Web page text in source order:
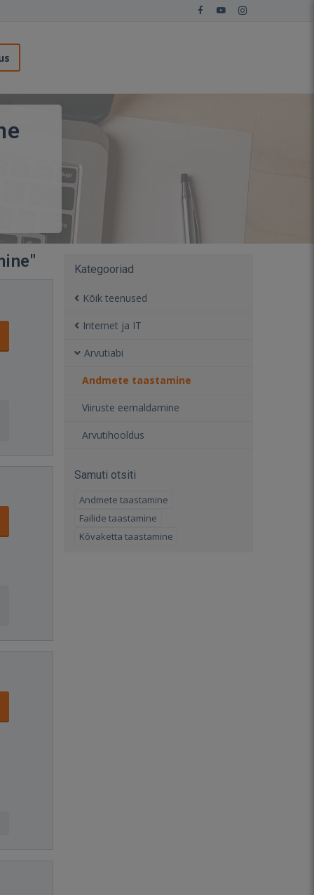
Kategooriad
Kõik teenused
Internet ja IT
Arvutiabi
Andmete taastamine
Viiruste eemaldamine
Arvutihooldus
Samuti otsiti
Andmete taastamine
Failide taastamine
Kõvaketta taastamine